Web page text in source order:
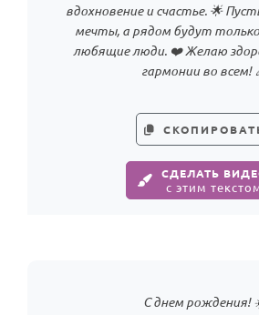
вдохновение и счастье. 🌟
мечты, а рядом будут
любящие люди. ❤️ Желаю
гармонии во всем!
СДЕЛАТЬ
с этим
С днем рождения!